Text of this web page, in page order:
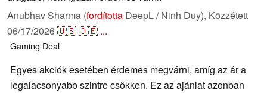
Anubhav Sharma (fordította DeepL / Ninh Duy), Közzétett
06/17/2026🇺🇸🇩🇪 ...
Gaming Deal
Egyes akciók esetében érdemes megvárni, amíg az ár a
legalacsonyabb szintre csökken. Ez az ajánlat azonban